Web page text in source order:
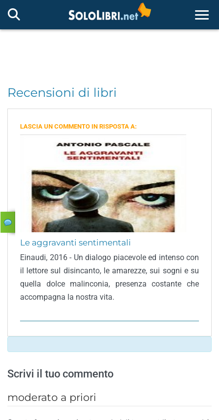
Recensioni di libri
LASCIA UN COMMENTO IN RISPOSTA A:
Le aggravanti sentimentali
Einaudi, 2016 - Un dialogo piacevole ed intenso con
il lettore sul disincanto, le amarezze, sui sogni e su
quella dolce malinconia, presenza costante che
accompagna la nostra vita.
Scrivi il tuo commento
moderato a priori